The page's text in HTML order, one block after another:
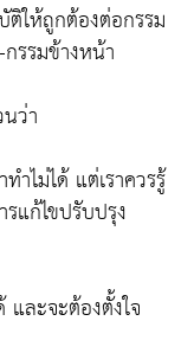
ให้ถูกต้องต่อกรรม
รรมข้างหน้า
ว่า
ำไม่ได้ แต่เราควรรู้
แก้ไขปรับปรุง
และจะต้องตั้งใจ